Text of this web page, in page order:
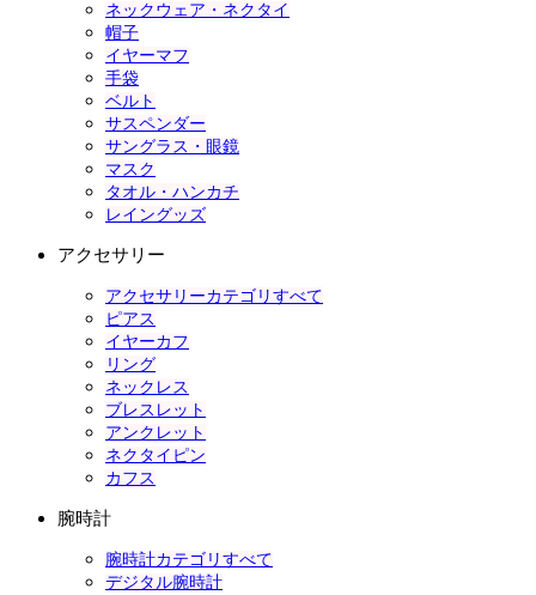
ネックウェア・ネクタイ
帽子
イヤーマフ
手袋
ベルト
サスペンダー
サングラス・眼鏡
マスク
タオル・ハンカチ
レイングッズ
アクセサリー
アクセサリーカテゴリすべて
ピアス
イヤーカフ
リング
ネックレス
ブレスレット
アンクレット
ネクタイピン
カフス
腕時計
腕時計カテゴリすべて
デジタル腕時計